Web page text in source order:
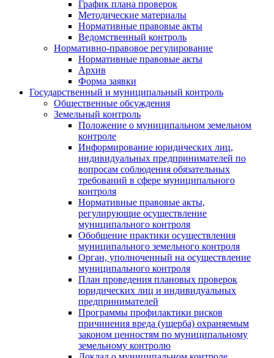
График плана проверок
Методические материалы
Нормативные правовые акты
Ведомственный контроль
Нормативно-правовое регулирование
Нормативные правовые акты
Архив
Форма заявки
Государственный и муниципальный контроль
Общественные обсуждения
Земельный контроль
Положение о муниципальном земельном
контроле
Информирование юридических лиц,
индивидуальных предпринимателей по
вопросам соблюдения обязательных
требований в сфере муниципального
контроля
Нормативные правовые акты,
регулирующие осуществление
муниципального контроля
Обобщение практики осуществления
муниципального земельного контроля
Орган, уполноченный на осуществление
муниципального контроля
План проведения плановых проверок
юридических лиц и индивидуальных
предпринимателей
Программы профилактики рисков
причинения вреда (ущерба) охраняемым
законом ценностям по муниципальному
земельному контролю